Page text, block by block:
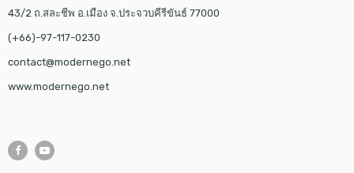
43/2 ถ.สละชีพ อ.เมือง จ.ประจวบคีรีขันธ์ 77000
(+66)-97-117-0230
contact@modernego.net
www.modernego.net